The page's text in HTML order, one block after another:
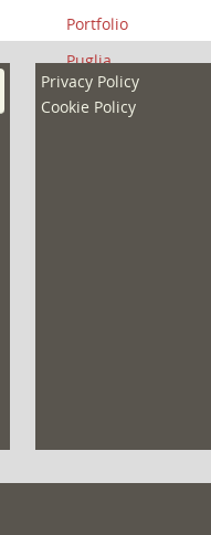
Portfolio
Puglia
Redazioni
Privacy Policy
Cookie Policy